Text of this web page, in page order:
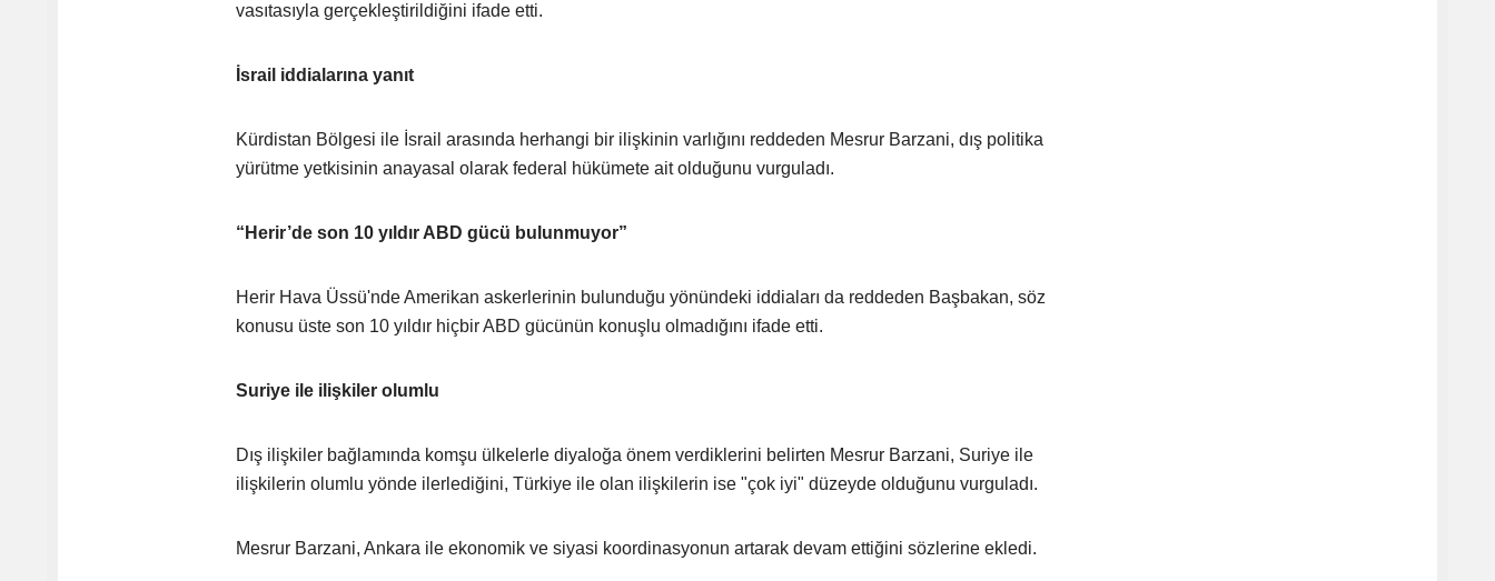
vasıtasıyla gerçekleştirildiğini ifade etti.
İsrail iddialarına yanıt
Kürdistan Bölgesi ile İsrail arasında herhangi bir ilişkinin varlığını reddeden Mesrur Barzani, dış politika
yürütme yetkisinin anayasal olarak federal hükümete ait olduğunu vurguladı.
“Herir’de son 10 yıldır ABD gücü bulunmuyor”
Herir Hava Üssü'nde Amerikan askerlerinin bulunduğu yönündeki iddiaları da reddeden Başbakan, söz
konusu üste son 10 yıldır hiçbir ABD gücünün konuşlu olmadığını ifade etti.
Suriye ile ilişkiler olumlu
Dış ilişkiler bağlamında komşu ülkelerle diyaloğa önem verdiklerini belirten Mesrur Barzani, Suriye ile
ilişkilerin olumlu yönde ilerlediğini, Türkiye ile olan ilişkilerin ise "çok iyi" düzeyde olduğunu vurguladı.
Mesrur Barzani, Ankara ile ekonomik ve siyasi koordinasyonun artarak devam ettiğini sözlerine ekledi.